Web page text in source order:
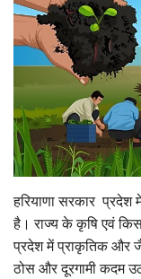
International
Rural Dialogue
Ground Report
Rural Connect
Gallery
National
हरियाणा सरकार प्रदेश
है। राज्य के कृषि एवं
प्रदेश में प्राकृतिक और
ठोस और दूरगामी कदम